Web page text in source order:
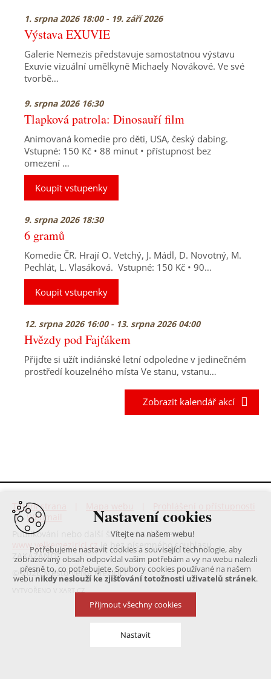
1. srpna 2026 18:00 - 19. září 2026
Výstava EXUVIE
Galerie Nemezis představuje samostatnou výstavu
Exuvie vizuální umělkyně Michaely Novákové. Ve své
tvorbě…
9. srpna 2026 16:30
Tlapková patrola: Dinosauří film
Animovaná komedie pro děti, USA, český dabing.
Vstupné: 150 Kč • 88 minut • přístupnost bez
omezení …
Koupit vstupenky
9. srpna 2026 18:30
6 gramů
Komedie ČR. Hrají O. Vetchý, J. Mádl, D. Novotný, M.
Pechlát, L. Vlasáková. Vstupné: 150 Kč • 90…
Koupit vstupenky
12. srpna 2026 16:00 - 13. srpna 2026 04:00
Hvězdy pod Fajťákem
Přijďte si užít indiánské letní odpoledne v jedinečném
prostředí kouzelného místa Ve stanu, vstanu…
Zobrazit kalendář akcí
Titulní strana
|Webmail
Publikování nebo další šíření obsahu serveru
www.velkemezirici.cz
je bez písemného souhlasu
ZAKÁZÁNO!
© 2026 Město Velké Meziříčí
VYTVOŘENO V XART.CZ
Nastavení cookies
Vítejte na našem webu!
Potřebujeme nastavit cookies a související technologie, aby
zobrazovaný obsah odpovídal vašim potřebám a vy na webu nalezli
přesně to, co potřebujete. Soubory cookies používané na našem
webu nikdy neslouží ke zjišťování totožnosti uživatelů stránek.
Přijmout všechny cookies
Nastavit